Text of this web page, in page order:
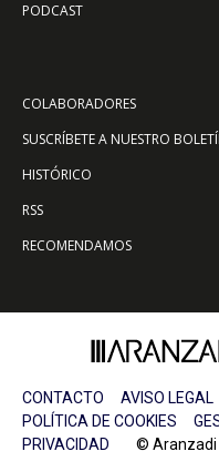
PODCAST
COLABORADORES
SUSCRÍBETE A NUESTRO
HISTÓRICO
RSS
RECOMENDAMOS
CONTACTO AVISO LEGAL
POLÍTICA DE COOKIES
PRIVACIDAD © Aranzadi